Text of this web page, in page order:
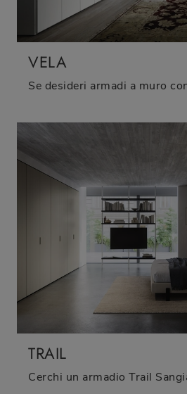
VELA
TRAIL